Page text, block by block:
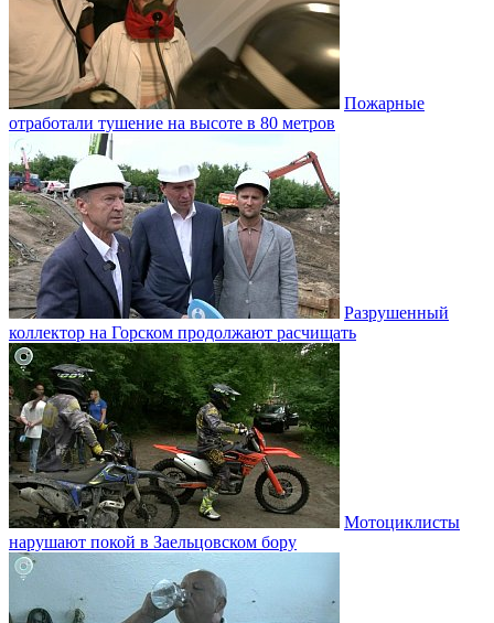
Пожарные
отработали тушение на высоте в 80 метров
Разрушенный
коллектор на Горском продолжают расчищать
Мотоциклисты
нарушают покой в Заельцовском бору